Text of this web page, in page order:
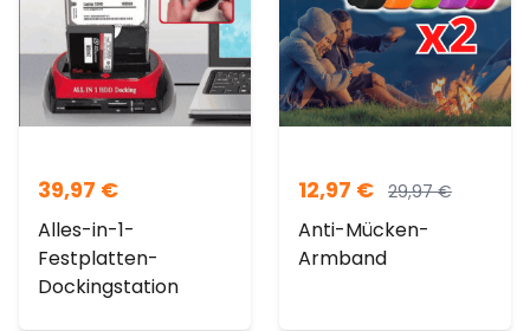
39,97 €
Alles-in-1-
Festplatten-
Dockingstation
12,97 € 29,97€
Anti-Mücken-
Armband